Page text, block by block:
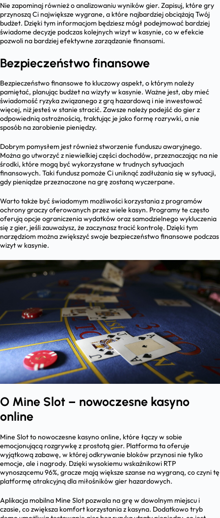
Nie zapominaj również o analizowaniu wyników gier. Zapisuj, które gry
przynoszą Ci największe wygrane, a które najbardziej obciążają Twój
budżet. Dzięki tym informacjom będziesz mógł podejmować bardziej
świadome decyzje podczas kolejnych wizyt w kasynie, co w efekcie
pozwoli na bardziej efektywne zarządzanie finansami.
Bezpieczeństwo finansowe
Bezpieczeństwo finansowe to kluczowy aspekt, o którym należy
pamiętać, planując budżet na wizyty w kasynie. Ważne jest, aby mieć
świadomość ryzyka związanego z grą hazardową i nie inwestować
więcej, niż jesteś w stanie stracić. Zawsze należy podejść do gier z
odpowiednią ostrożnością, traktując je jako formę rozrywki, a nie
sposób na zarobienie pieniędzy.
Dobrym pomysłem jest również stworzenie funduszu awaryjnego.
Można go utworzyć z niewielkiej części dochodów, przeznaczając na nie
środki, które mogą być wykorzystane w trudnych sytuacjach
finansowych. Taki fundusz pomoże Ci uniknąć zadłużania się w sytuacji,
gdy pieniądze przeznaczone na grę zostaną wyczerpane.
Warto także być świadomym możliwości korzystania z programów
ochrony graczy oferowanych przez wiele kasyn. Programy te często
oferują opcje ograniczenia wydatków oraz samodzielnego wykluczenia
się z gier, jeśli zauważysz, że zaczynasz tracić kontrolę. Dzięki tym
narzędziom można zwiększyć swoje bezpieczeństwo finansowe podczas
wizyt w kasynie.
O Mine Slot – nowoczesne kasyno
online
Mine Slot to nowoczesne kasyno online, które łączy w sobie
emocjonującą rozgrywkę z prostotą gier. Platforma ta oferuje
wyjątkową zabawę, w której odkrywanie bloków przynosi nie tylko
emocje, ale i nagrody. Dzięki wysokiemu wskaźnikowi RTP
wynoszącemu 96%, gracze mają większe szanse na wygraną, co czyni tę
platformę atrakcyjną dla miłośników gier hazardowych.
Aplikacja mobilna Mine Slot pozwala na grę w dowolnym miejscu i
czasie, co zwiększa komfort korzystania z kasyna. Dodatkowo tryb